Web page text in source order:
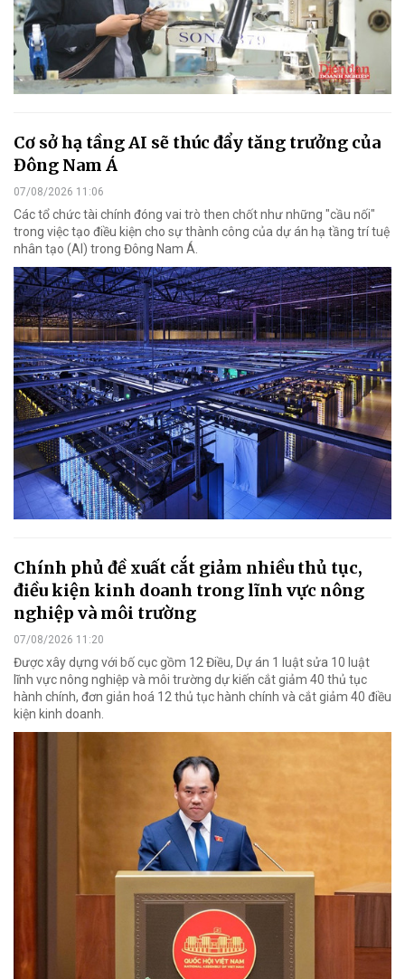
Cơ sở hạ tầng AI sẽ thúc đẩy tăng trưởng của
Đông Nam Á
07/08/2026 11:06
Các tổ chức tài chính đóng vai trò then chốt như những "cầu nối"
trong việc tạo điều kiện cho sự thành công của dự án hạ tầng trí tuệ
nhân tạo (AI) trong Đông Nam Á.
Chính phủ đề xuất cắt giảm nhiều thủ tục,
điều kiện kinh doanh trong lĩnh vực nông
nghiệp và môi trường
07/08/2026 11:20
Được xây dựng với bố cục gồm 12 Điều, Dự án 1 luật sửa 10 luật
lĩnh vực nông nghiệp và môi trường dự kiến cắt giảm 40 thủ tục
hành chính, đơn giản hoá 12 thủ tục hành chính và cắt giảm 40 điều
kiện kinh doanh.